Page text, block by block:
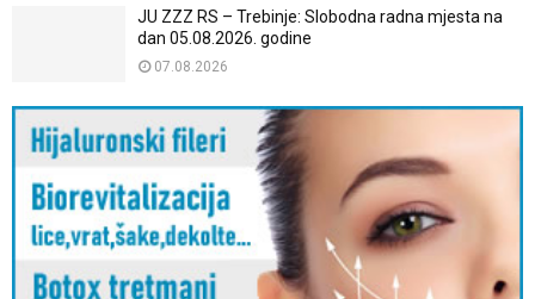
JU ZZZ RS – Trebinje: Slobodna radna mjesta na
dan 05.08.2026. godine
07.08.2026